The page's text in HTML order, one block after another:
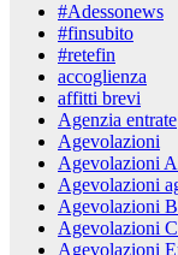
#Adessonews
#finsubito
#retefin
accoglienza
affitti brevi
Agenzia entrate
Agevolazioni
Agevolazioni
Agevolazioni
Agevolazioni
Agevolazioni
Agevolazioni